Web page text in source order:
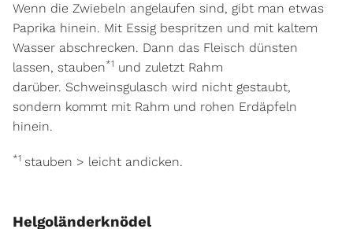
Wenn die Zwiebeln angelaufen sind, gibt man etwas
Paprika hinein. Mit Essig bespritzen und mit kaltem
Wasser abschrecken. Dann das Fleisch dünsten
lassen, stauben*1 und zuletzt Rahm
darüber.Schweinsgulasch wird nicht gestaubt,
sondern kommt mit Rahm und rohen Erdäpfeln
hinein.
*1 stauben > leicht andicken.
Helgoländerknödel